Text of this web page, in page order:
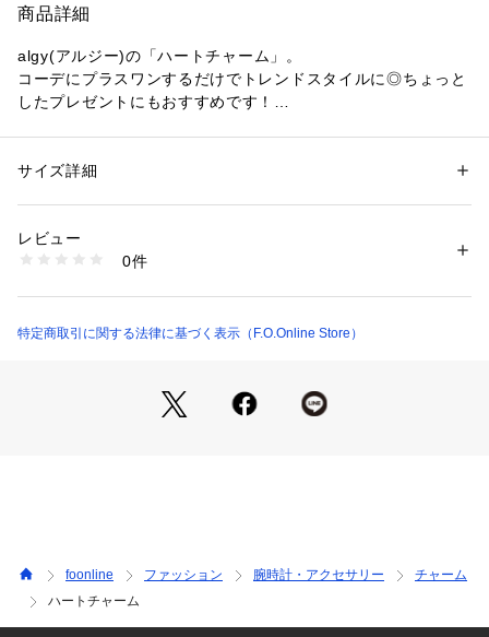
商品詳細
algy(アルジー)の「ハートチャーム」。
コーデにプラスワンするだけでトレンドスタイルに◎ちょっと
したプレゼントにもおすすめです！
『おしゃれを楽しみたいティーンズのリアルクローズ』
性別：キッズ・ベビー
素材：タフタ・先染めストライプ
生産国：中国
2380000023048
サイズ詳細
レビュー
0件
特定商取引に関する法律に基づく表示（F.O.Online Store）
foonline ファッション 腕時計・アクセサリー
チャーム
ハートチャーム